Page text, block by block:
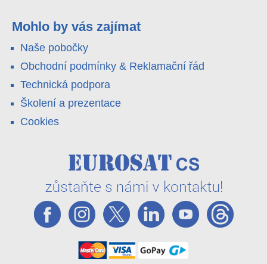
váš telefon. Podívejte se na video.
Mohlo by vás zajímat
Naše pobočky
Obchodní podmínky & Reklamační řád
Technická podpora
Školení a prezentace
Cookies